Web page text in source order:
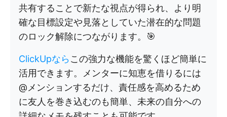
共有することで新たな視点が得られ、より明
確な目標設定や見落としていた潜在的な問題
のロック解除につながります。🎯
ClickUpならこの強力な機能を驚くほど簡単に
活用できます。メンターに知恵を借りるには
@メンションするだけ、責任感を高めるため
に友人を巻き込むのも簡単、未来の自分への